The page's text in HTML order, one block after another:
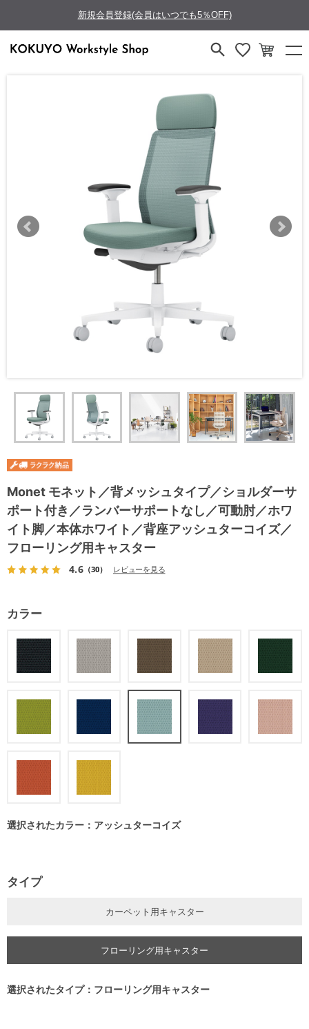
新規会員登録(会員はいつでも5％OFF)
Monet モネット／背メッシュタイプ／ショルダーサ
ポート付き／ランバーサポートなし／可動肘／ホワ
イト脚／本体ホワイト／背座アッシュターコイズ／
フローリング用キャスター
4.6（30） レビューを見る
カラー
選択されたカラー：アッシュターコイズ
タイプ
カーペット用キャスター
フローリング用キャスター
選択されたタイプ：フローリング用キャスター